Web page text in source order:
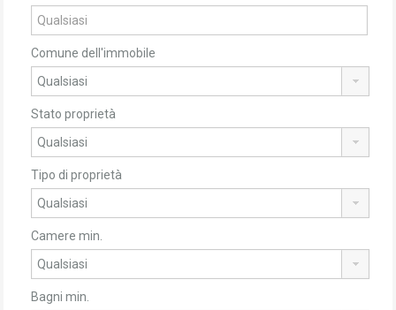
Comune dell'immobile
Stato proprietà
Tipo di proprietà
Camere min.
Bagni min.